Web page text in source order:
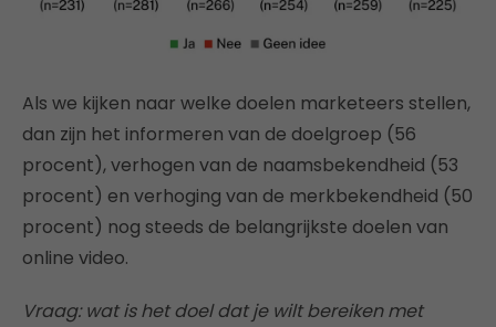
Als we kijken naar welke doelen marketeers stellen,
dan zijn het informeren van de doelgroep (56
procent), verhogen van de naamsbekendheid (53
procent) en verhoging van de merkbekendheid (50
procent) nog steeds de belangrijkste doelen van
online video.
Vraag: wat is het doel dat je wilt bereiken met